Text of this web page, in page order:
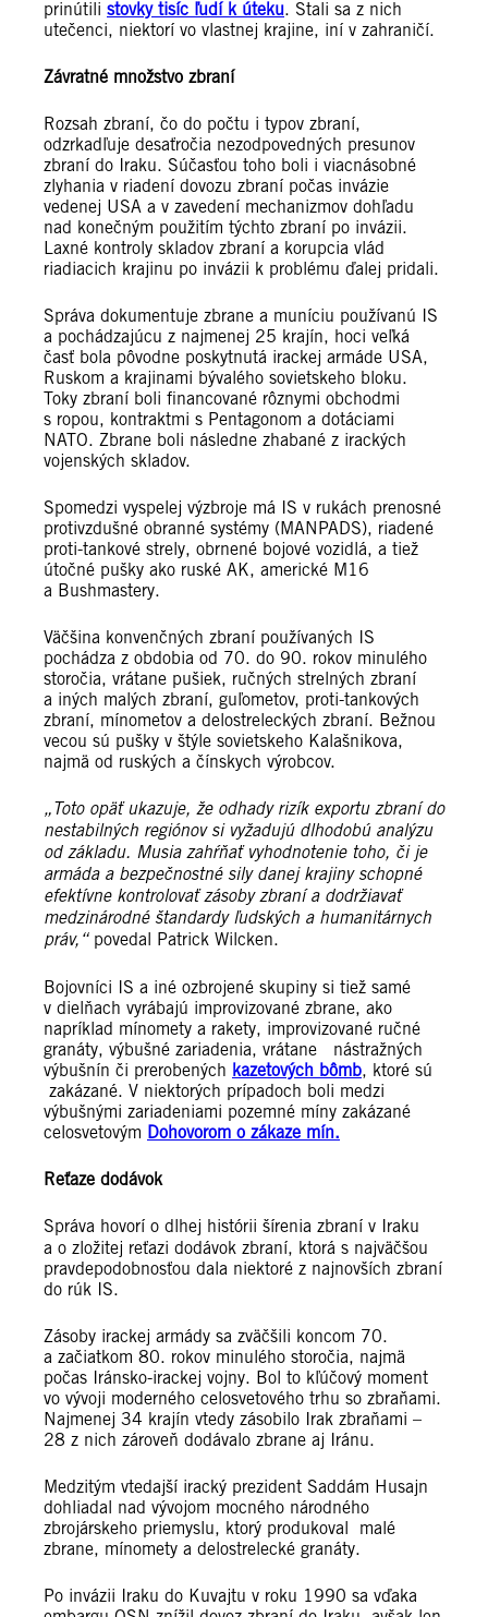
prinútili stovky tisíc ľudí k úteku. Stali sa z nich
utečenci, niektorí vo vlastnej krajine, iní v zahraničí.
Závratné množstvo zbraní
Rozsah zbraní, čo do počtu i typov zbraní,
odzrkadľuje desaťročia nezodpovedných presunov
zbraní do Iraku. Súčasťou toho boli i viacnásobné
zlyhania v riadení dovozu zbraní počas invázie
vedenej USA a v zavedení mechanizmov dohľadu
nad konečným použitím týchto zbraní po invázii.
Laxné kontroly skladov zbraní a korupcia vlád
riadiacich krajinu po invázii k problému ďalej pridali.
Správa dokumentuje zbrane a muníciu používanú IS
a pochádzajúcu z najmenej 25 krajín, hoci veľká
časť bola pôvodne poskytnutá irackej armáde USA,
Ruskom a krajinami bývalého sovietskeho bloku.
Toky zbraní boli financované rôznymi obchodmi
s ropou, kontraktmi s Pentagonom a dotáciami
NATO. Zbrane boli následne zhabané z irackých
vojenských skladov.
Spomedzi vyspelej výzbroje má IS v rukách prenosné
protivzdušné obranné systémy (MANPADS), riadené
proti-tankové strely, obrnené bojové vozidlá, a tiež
útočné pušky ako ruské AK, americké M16
a Bushmastery.
Väčšina konvenčných zbraní používaných IS
pochádza z obdobia od 70. do 90. rokov minulého
storočia, vrátane pušiek, ručných strelných zbraní
a iných malých zbraní, guľometov, proti-tankových
zbraní, mínometov a delostreleckých zbraní. Bežnou
vecou sú pušky v štýle sovietskeho Kalašnikova,
najmä od ruských a čínskych výrobcov.
„Toto opäť ukazuje, že odhady rizík exportu zbraní do
nestabilných regiónov si vyžadujú dlhodobú analýzu
od základu. Musia zahŕňať vyhodnotenie toho, či je
armáda a bezpečnostné sily danej krajiny schopné
efektívne kontrolovať zásoby zbraní a dodržiavať
medzinárodné štandardy ľudských a humanitárnych
práv,“povedal Patrick Wilcken.
Bojovníci IS a iné ozbrojené skupiny si tiež samé
v dielňach vyrábajú improvizované zbrane, ako
napríklad mínomety a rakety, improvizované ručné
granáty, výbušné zariadenia, vrátane nástražných
výbušnín či prerobených kazetových bômb, ktoré sú
zakázané. V niektorých prípadoch boli medzi
výbušnými zariadeniami pozemné míny zakázané
celosvetovým Dohovorom o zákaze mín.
Reťaze dodávok
Správa hovorí o dlhej histórii šírenia zbraní v Iraku
a o zložitej reťazi dodávok zbraní, ktorá s najväčšou
pravdepodobnosťou dala niektoré z najnovších zbraní
do rúk IS.
Zásoby irackej armády sa zväčšili koncom 70.
a začiatkom 80. rokov minulého storočia, najmä
počas Iránsko-irackej vojny. Bol to kľúčový moment
vo vývoji moderného celosvetového trhu so zbraňami.
Najmenej 34 krajín vtedy zásobilo Irak zbraňami –
28 z nich zároveň dodávalo zbrane aj Iránu.
Medzitým vtedajší iracký prezident Saddám Husajn
dohliadal nad vývojom mocného národného
zbrojárskeho priemyslu, ktorý produkoval malé
zbrane, mínomety a delostrelecké granáty.
Po invázii Iraku do Kuvajtu v roku 1990 sa vďaka